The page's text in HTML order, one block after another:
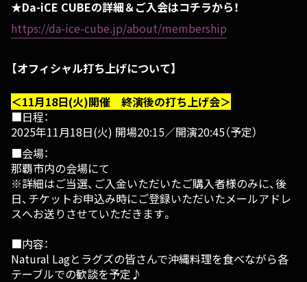
★Da-iCE CUBEの詳細＆ご入会はコチラから！
https://da-ice-cube.jp/about/membership
【オフィシャル打ち上げについて】
＜11月18日(火)開催 終演後の打ち上げ会＞
■日程：
2025年11月18日(火) 開場20:15／開演20:45（予定）
■会場：
那覇市内の会場にて
※詳細はご当選、ご入金いただいたご購入者様のみに、後
日、チケットお申込み時にご登録いただいたメールアドレ
スへお送りさせていただきます。
■内容：
Natural Lagとラグズの皆さんで沖縄料理を食べながら各
テーブルでの歓談を予定♪